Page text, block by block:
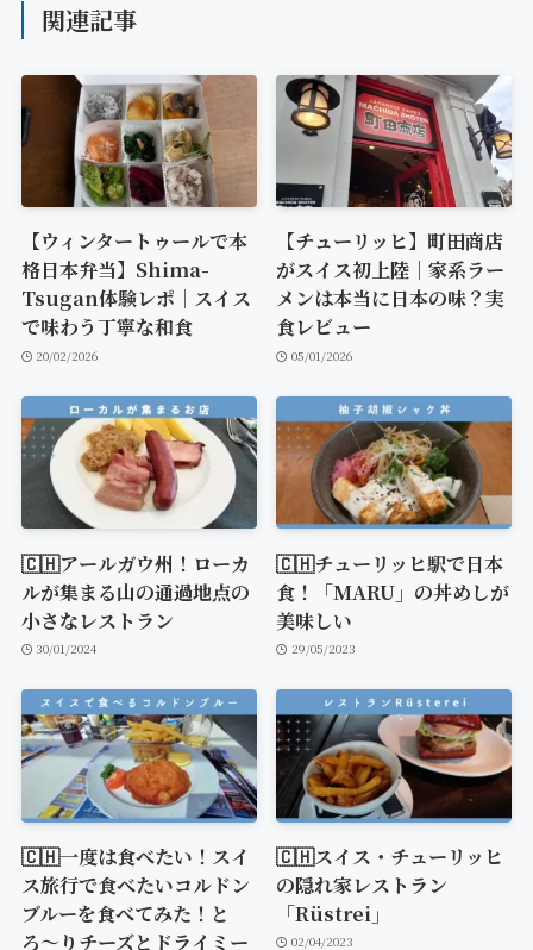
関連記事
【ウィンタートゥールで本
格日本弁当】Shima-
Tsugan体験レポ｜スイス
で味わう丁寧な和食
20/02/2026
【チューリッヒ】町田商店
がスイス初上陸｜家系ラー
メンは本当に日本の味？実
食レビュー
05/01/2026
🇨🇭アールガウ州！ローカ
ルが集まる山の通過地点の
小さなレストラン
30/01/2024
🇨🇭チューリッヒ駅で日本
食！「MARU」の丼めしが
美味しい
29/05/2023
🇨🇭一度は食べたい！スイ
ス旅行で食べたいコルドン
ブルーを食べてみた！と
ろ〜りチーズとドライミー
🇨🇭スイス・チューリッヒ
の隠れ家レストラン
「Rüstrei」
02/04/2023